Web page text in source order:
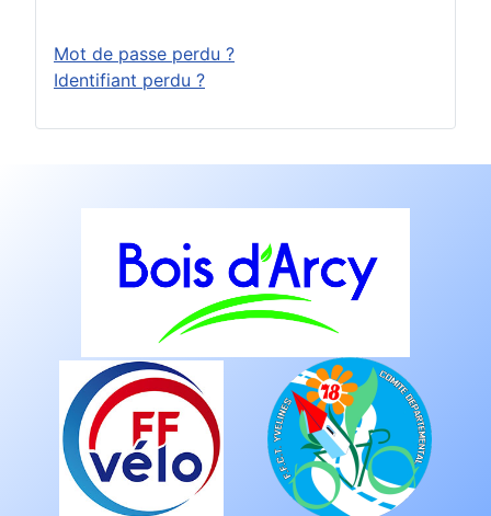
Mot de passe perdu ?
Identifiant perdu ?